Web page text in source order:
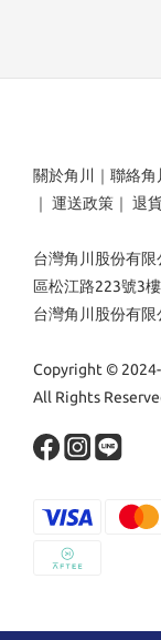
關於角川 ｜ 聯絡角
｜ 運送政策 ｜ 退
台灣角川股份有
區松江路223號3樓
台灣角川股份有
Copyright © 2024-
All Rights